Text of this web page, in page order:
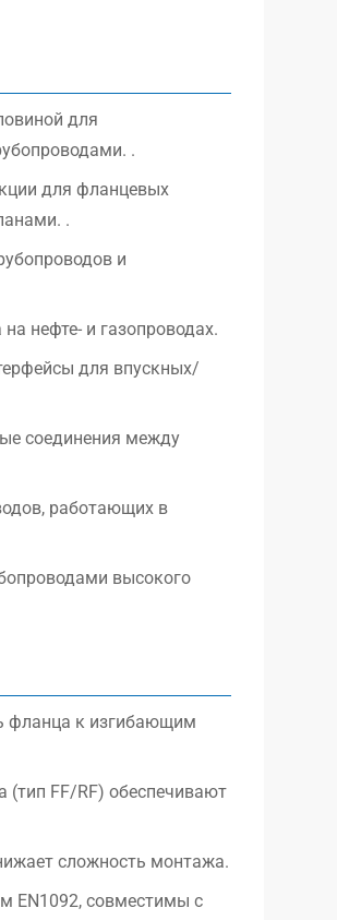
для
.
для фланцевых
.
и
нефте- и газопроводах.
для впускных/
соединения между
работающих в
высокого
фланца к изгибающим
(тип FF/RF) обеспечивают
сложность монтажа.
EN1092, совместимы с